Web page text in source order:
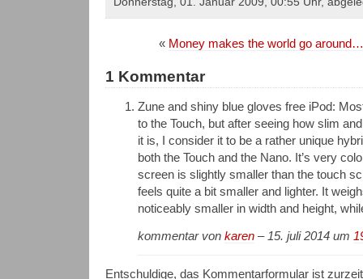
« Money makes the world go around…
1 Kommentar
Zune and shiny blue gloves free iPod:
to the Touch, but after seeing how slim
it is, I consider it to be a rather unique
both the Touch and the Nano. It’s very
screen is slightly smaller than the touch
feels quite a bit smaller and lighter. It
noticeably smaller in width and height,
kommentar von karen – 15. juli 2014 um
Entschuldige, das Kommentarformular ist